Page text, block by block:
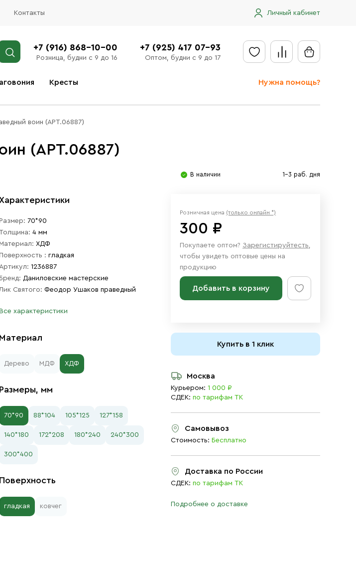
Контакты Личный кабинет
+7 (916) 868-10-00
Розница, будни с 9 до 16
+7 (925) 417 07-93
Оптом, будни с 9 до 17
Кресты Нужна помощь?
Отправить заявку
воин (АРТ.06887)
(АРТ.06887)
В наличии 1-3 раб. дня
Размер: 70*90
4 мм
Материал: ХДФ
Поверхность : гладкая
1236887
Бренд: Даниловские мастерские
Святого: Феодор Ушаков праведный
Все характеристики
Материал
Дерево МДФ ХДФ
Размеры, мм
70*90 88*104 105*125 127*158
140*180 172*208 180*240 240*300
300*400
Поверхность
гладкая ковчег
Розничная цена (только онлайн *)
300 ₽
Покупаете оптом? Зарегистируйтесть,
чтобы увидеть оптовые цены на
продукцию
Добавить в корзину
Купить в 1 клик
Москва
Курьером: 1 000 ₽
СДЕК: по тарифам ТК
Самовывоз
Стоимость: Бесплатно
Доставка по России
СДЕК: по тарифам ТК
Подробнее о доставке